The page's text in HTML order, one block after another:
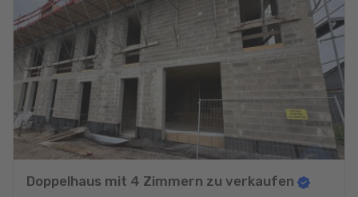
Doppelhaus mit 4 Zimmern zu verkaufen